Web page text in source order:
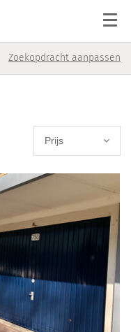
Zoekopdracht aanpassen
Prijs